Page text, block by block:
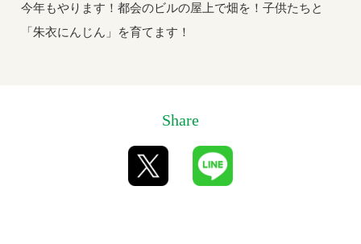
今年もやります！都会のビルの屋上で畑を！子供たちと
「朱衣にんじん」を育てます！
Share